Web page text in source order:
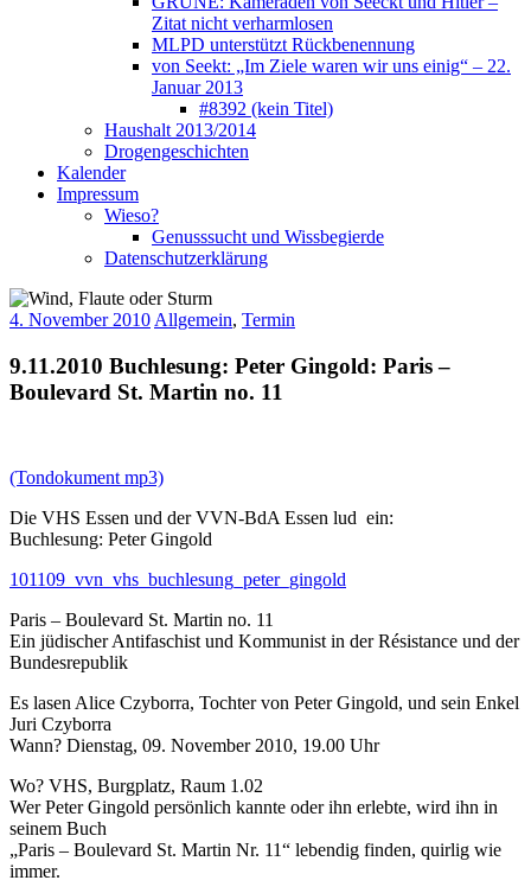
Zitat nicht verharmlosen
MLPD unterstützt Rückbenennung
von Seekt: „Im Ziele waren wir uns einig“ – 22.
Januar 2013
#8392 (kein Titel)
Haushalt 2013/2014
Drogengeschichten
Kalender
Impressum
Wieso?
Genusssucht und Wissbegierde
Datenschutzerklärung
4. November 2010 Allgemein, Termin
9.11.2010 Buchlesung: Peter Gingold: Paris –
Boulevard St. Martin no. 11
(Tondokument mp3)
Die VHS Essen und der VVN-BdA Essen lud ein:
Buchlesung: Peter Gingold
101109_vvn_vhs_buchlesung_peter_gingold
Paris – Boulevard St. Martin no. 11
Ein jüdischer Antifaschist und Kommunist in der Résistance und der
Bundesrepublik
Es lasen Alice Czyborra, Tochter von Peter Gingold, und sein Enkel
Juri Czyborra
Wann? Dienstag, 09. November 2010, 19.00 Uhr
Wo? VHS, Burgplatz, Raum 1.02
Wer Peter Gingold persönlich kannte oder ihn erlebte, wird ihn in
seinem Buch
„Paris – Boulevard St. Martin Nr. 11“ lebendig finden, quirlig wie
immer.